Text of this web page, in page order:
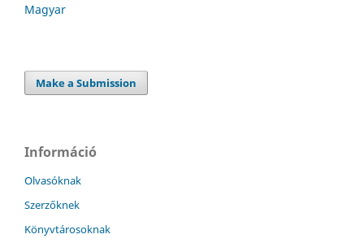
Magyar
Make a Submission
Információ
Olvasóknak
Szerzőknek
Könyvtárosoknak